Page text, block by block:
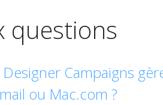
questions
Campaigns
ou Mac.com ?